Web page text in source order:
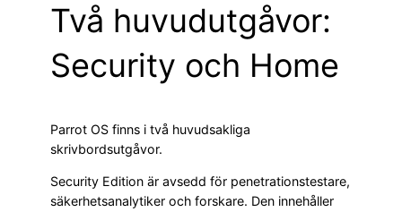
Två huvudutgåvor:
Security och Home
Parrot OS finns i två huvudsakliga
skrivbordsutgåvor.
Security Edition är avsedd för penetrationstestare,
säkerhetsanalytiker och forskare. Den innehåller